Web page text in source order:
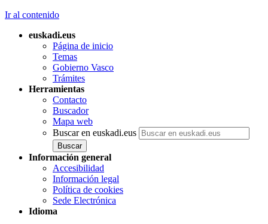
Ir al contenido
euskadi.eus
Página de inicio
Temas
Gobierno Vasco
Trámites
Herramientas
Contacto
Buscador
Mapa web
Buscar en euskadi.eus
Información general
Accesibilidad
Información legal
Política de cookies
Sede Electrónica
Idioma